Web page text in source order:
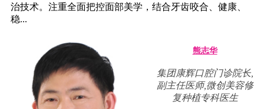
治技术。注重全面把控面部美学，结合牙齿咬合、健康、
稳...
熊志华
集团康辉口腔门诊院长,
副主任医师,微创美容修
复种植专科医生